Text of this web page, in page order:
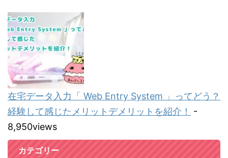
在宅データ入力「 Web Entry System 」ってどう？
経験して感じたメリットデメリットを紹介！
-
8,950views
カテゴリー